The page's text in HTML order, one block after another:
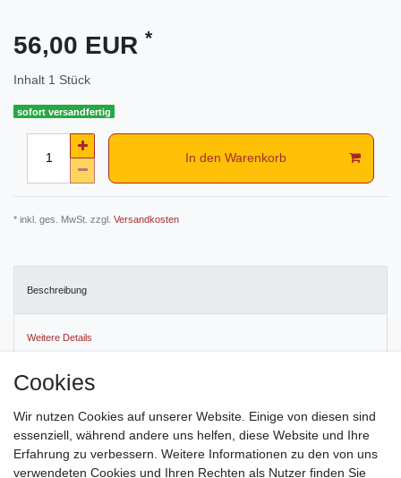
56,00 EUR *
Inhalt 1 Stück
sofort versandfertig
In den Warenkorb
* inkl. ges. MwSt. zzgl. Versandkosten
Beschreibung
Weitere Details
EU-Verantwortlicher
Hersteller
Cookies
Wir nutzen Cookies auf unserer Website. Einige von diesen sind
essenziell, während andere uns helfen, diese Website und Ihre
Erfahrung zu verbessern. Weitere Informationen zu den von uns
verwendeten Cookies und Ihren Rechten als Nutzer finden Sie